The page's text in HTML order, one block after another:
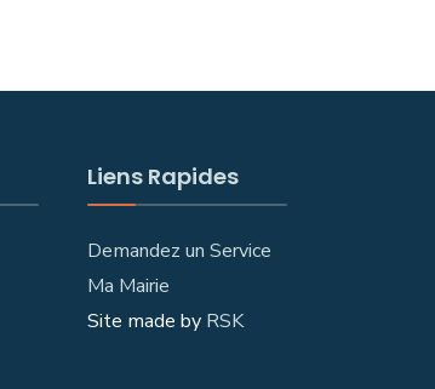
Liens Rapides
Demandez un Service
Ma Mairie
Site made by RSK